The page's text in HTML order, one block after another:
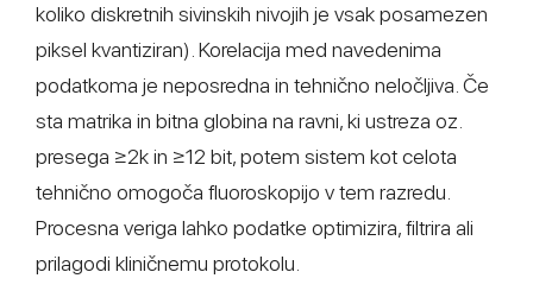
koliko diskretnih sivinskih nivojih je vsak posamezen
piksel kvantiziran). Korelacija med navedenima
podatkoma je neposredna in tehnično neločljiva. Če
sta matrika in bitna globina na ravni, ki ustreza oz.
presega ≥2k in ≥12 bit, potem sistem kot celota
tehnično omogoča fluoroskopijo v tem razredu.
Procesna veriga lahko podatke optimizira, filtrira ali
prilagodi kliničnemu protokolu.